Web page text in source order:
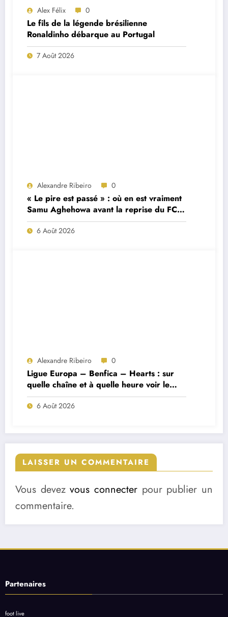
Alex Félix 0
Le fils de la légende brésilienne
Ronaldinho débarque au Portugal
7 Août 2026
Alexandre Ribeiro 0
« Le pire est passé » : où en est vraiment
Samu Aghehowa avant la reprise du FC
Porto ?
6 Août 2026
Alexandre Ribeiro 0
Ligue Europa – Benfica – Hearts : sur
quelle chaîne et à quelle heure voir le
match ?
6 Août 2026
LAISSER UN COMMENTAIRE
Vous devezvous connecter pour publier un
commentaire.
Partenaires
foot live